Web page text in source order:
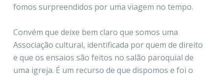
fomos surpreendidos por uma viagem no tempo.
Convém que deixe bem claro que somos uma
Associação cultural, identificada por quem de direito
e que os ensaios são feitos no salão paroquial de
uma igreja. É um recurso de que dispomos e foi o